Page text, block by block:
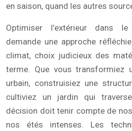
en saison, quand les autres
Optimiser l’extérieur dans
demande une approche
climat, choix judicieux des
terme. Que vous transformiez
urbain, construisiez une
cultiviez un jardin qui
décision doit tenir compte de
nos étés intenses. Les